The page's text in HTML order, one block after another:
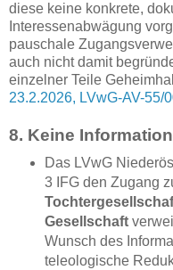
diese keine konkrete,
Interessenabwägung
pauschale
auch nicht damit
einzelner Teile
23.2.2026, LVwG-AV-55/
8. Keine
Das LVwG
3 IFG den Zugang
Gesellschaft
Wunsch des
teleologische